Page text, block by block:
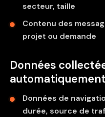
secteur, taille
Contenu des
projet ou demande
Données
automatiquement
Données de
durée, source de